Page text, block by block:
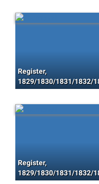
Register,
Register,